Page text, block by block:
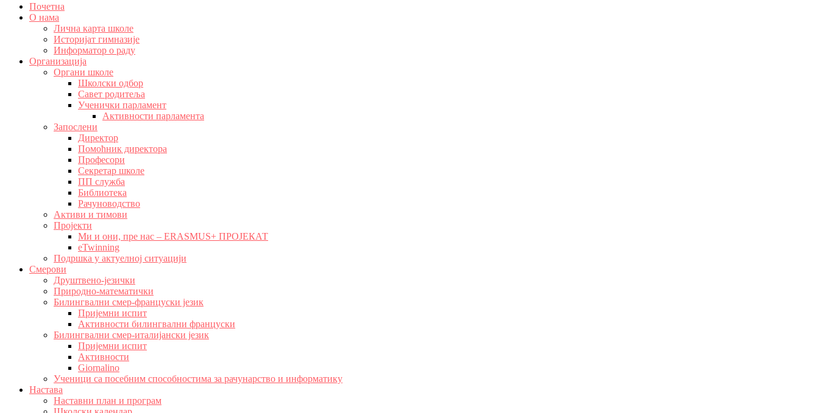
Почетна
О нама
Лична карта школе
Историјат гимназије
Информатор о раду
Организација
Органи школе
Школски одбор
Савет родитеља
Ученички парламент
Активности парламента
Запослени
Директор
Помоћник директора
Професори
Секретар школе
ПП служба
Библиотека
Рачуноводство
Активи и тимови
Пројекти
Ми и они, пре нас – ERASMUS+ ПРОЈЕКАТ
eTwinning
Подршка у актуелној ситуацији
Смерови
Друштвено-језички
Природно-математички
Билингвални смер-француски језик
Пријемни испит
Активности билингвални француски
Билингвални смер-италијански језик
Пријемни испит
Активности
Giornalino
Ученици са посебним способностима за рачунарство и информатику
Настава
Наставни план и програм